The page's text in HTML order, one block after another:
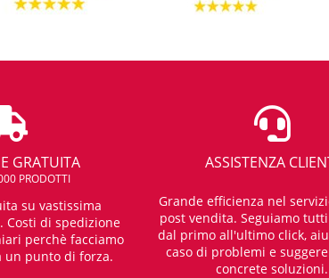
GRATUITA
PRODOTTI
su vastissima
Costi di spedizione
perchè facciamo
un punto di forza.
ASSISTENZA
Grande efficienza nel
post vendita. Seguiamo
dal primo all'ultimo click,
caso di problemi e
concrete soluzioni.